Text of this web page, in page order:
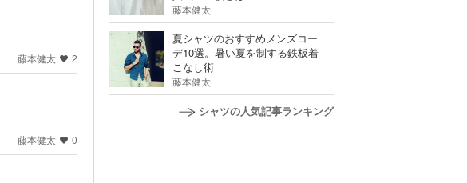
藤本健太 2
藤本健太 0
藤本健太
夏シャツのおすすめメンズコー
デ10選。暑い夏を制する鉄板着
こなし術
藤本健太
シャツの人気記事ランキング